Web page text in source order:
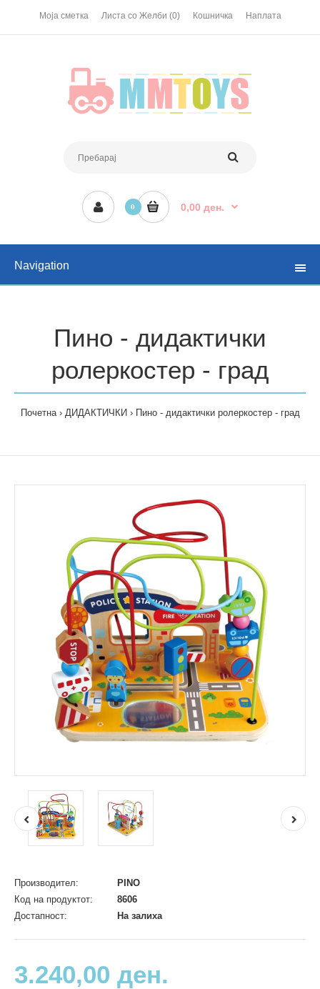
Моја сметка Листа со Желби (0) Кошничка Наплата
0 0,00 ден.
Navigation
Пино - дидактички
ролеркостер - град
Почетна ДИДАКТИЧКИ Пино - дидактички ролеркостер - град
Производител:
PINO
Код на продуктот:
8606
Достапност:
На залиха
3.240,00 ден.